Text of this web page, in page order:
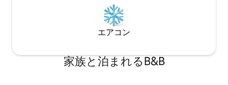
エアコン
家族と泊まれるB&B